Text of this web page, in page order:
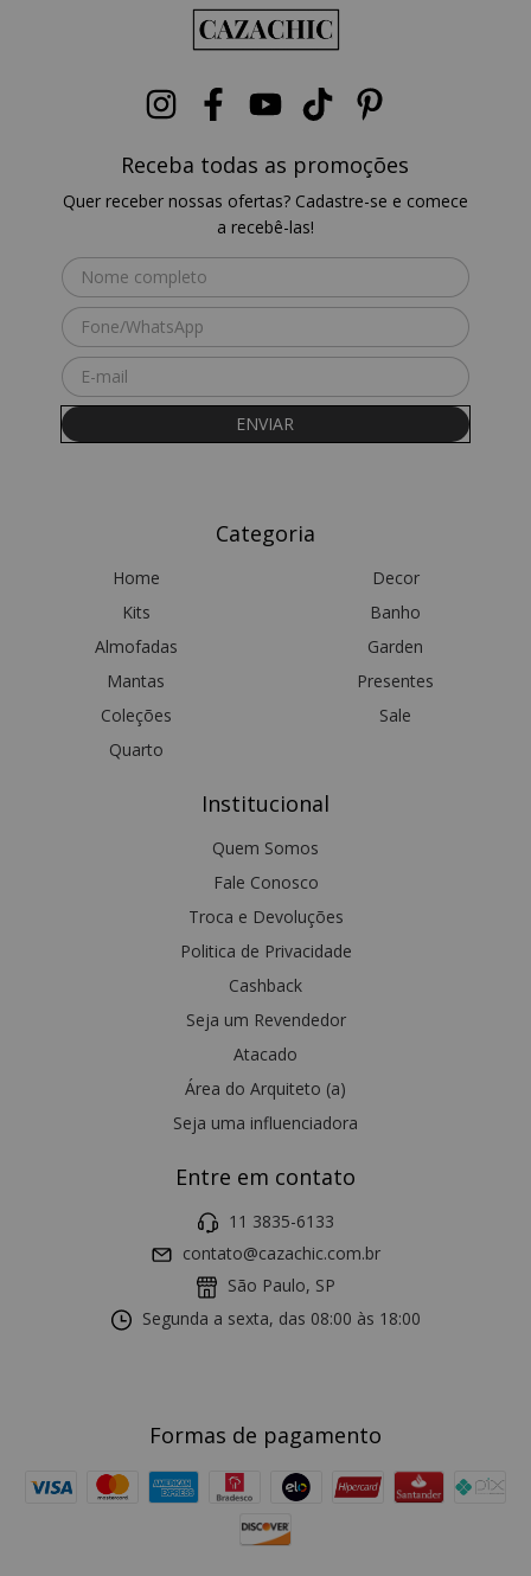
Receba todas as promoções
Quer receber nossas ofertas? Cadastre-se e comece
a recebê-las!
Categoria
Home
Kits
Almofadas
Mantas
Coleções
Quarto
Decor
Banho
Garden
Presentes
Sale
Institucional
Quem Somos
Fale Conosco
Troca e Devoluções
Politica de Privacidade
Cashback
Seja um Revendedor
Atacado
Área do Arquiteto (a)
Seja uma influenciadora
Entre em contato
11 3835-6133
contato@cazachic.com.br
São Paulo, SP
Segunda a sexta, das 08:00 às 18:00
Formas de pagamento